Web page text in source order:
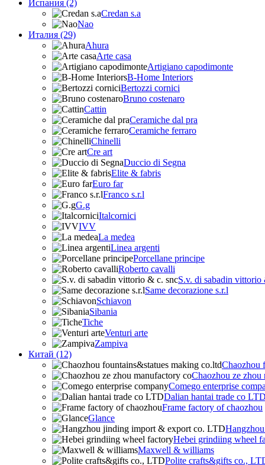
Испания (2)
Credan s.a
Nao
Италия (29)
Ahura
Arte casa
Artigiano capodimonte
B-Home Interiors
Bertozzi cornici
Bruno costenaro
Cattin
Ceramiche dal pra
Ceramiche ferraro
Chinelli
Cre art
Duccio di Segna
Elite & fabris
Euro far
Franco s.r.l
G.g
Italcornici
IVV
La medea
Linea argenti
Porcellane principe
Roberto cavalli
S.v. di sabadin vittorio
Same decorazione s.r.l
Schiavon
Sibania
Tiche
Venturi arte
Zampiva
Китай (12)
Chaozhou
Chaozhou ze zhou
Comego enterprise
Dalian hantai trade co LTD
Frame factory of chaozhou
Glance
Hebei grindiing wheel
Maxwell & williams
Polite crafts&gifts co.,